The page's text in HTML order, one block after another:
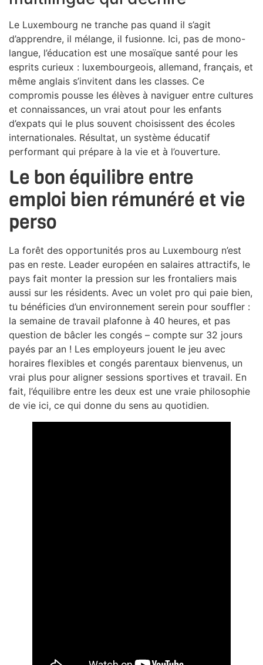
Le Luxembourg ne tranche pas quand il s’agit
d’apprendre, il mélange, il fusionne. Ici, pas de mono-
langue, l’éducation est une mosaïque santé pour les
esprits curieux : luxembourgeois, allemand, français, et
même anglais s’invitent dans les classes. Ce
compromis pousse les élèves à naviguer entre cultures
et connaissances, un vrai atout pour les enfants
d’expats qui le plus souvent choisissent des écoles
internationales. Résultat, un système éducatif
performant qui prépare à la vie et à l’ouverture.
Le bon équilibre entre
emploi bien rémunéré et vie
perso
La forêt des opportunités pros au Luxembourg n’est
pas en reste. Leader européen en salaires attractifs, le
pays fait monter la pression sur les frontaliers mais
aussi sur les résidents. Avec un volet pro qui paie bien,
tu bénéficies d’un environnement serein pour souffler :
la semaine de travail plafonne à 40 heures, et pas
question de bâcler les congés – compte sur 32 jours
payés par an ! Les employeurs jouent le jeu avec
horaires flexibles et congés parentaux bienvenus, un
vrai plus pour aligner sessions sportives et travail. En
fait, l’équilibre entre les deux est une vraie philosophie
de vie ici, ce qui donne du sens au quotidien.